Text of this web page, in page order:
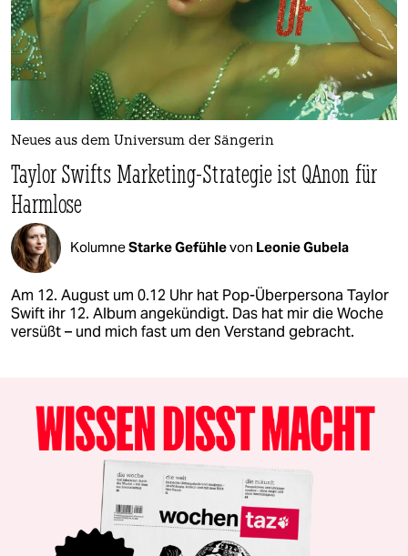
Neues aus dem Universum der Sängerin
Taylor Swifts Marketing-Strategie ist QAnon für
Harmlose
KolumneStarke Gefühlevon Leonie Gubela
Am 12. ­August um 0.12 Uhr hat Pop-Überpersona Taylor
Swift ihr 12. Album angekündigt. Das hat mir die Woche
versüßt – und mich fast um den Verstand gebracht.